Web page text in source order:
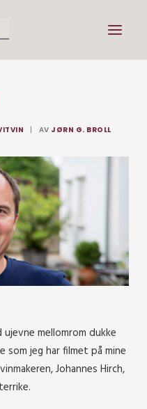
| AV JØRN G. BROLL
mellomrom dukke
jeg har filmet på mine
Johannes Hirch,